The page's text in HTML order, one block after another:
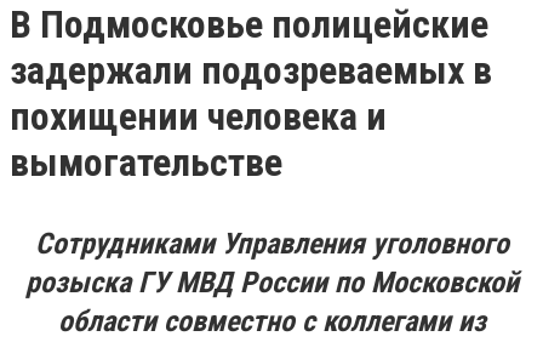
В Подмосковье полицейские
задержали подозреваемых в
похищении человека и
вымогательстве
Сотрудниками Управления уголовного
розыска ГУ МВД России по Московской
области совместно с коллегами из